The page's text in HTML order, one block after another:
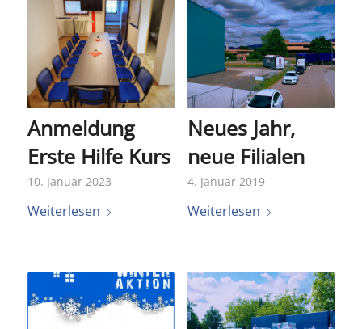
Anmeldung
Erste Hilfe Kurs
10. Januar 2023
Weiterlesen
Neues Jahr,
neue Filialen
4. Januar 2019
Weiterlesen